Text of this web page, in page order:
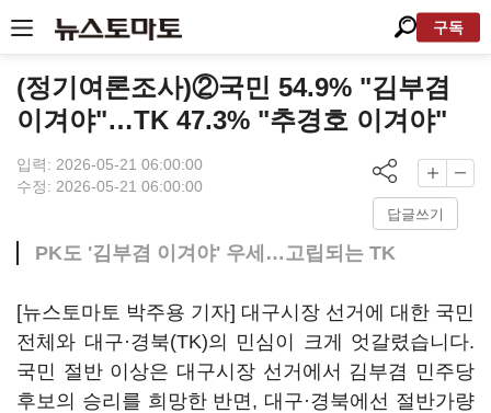
구독
(정기여론조사)②국민 54.9% "김부겸
이겨야"…TK 47.3% "추경호 이겨야"
입력: 2026-05-21 06:00:00
수정: 2026-05-21 06:00:00
답글쓰기
PK도 '김부겸 이겨야' 우세…고립되는 TK
[뉴스토마토 박주용 기자] 대구시장 선거에 대한 국민
전체와 대구·경북(TK)의 민심이 크게 엇갈렸습니다.
국민 절반 이상은 대구시장 선거에서 김부겸 민주당
후보의 승리를 희망한 반면, 대구·경북에선 절반가량